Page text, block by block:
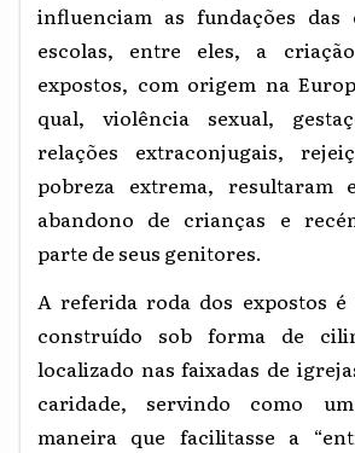
influenciam as fundações das
escolas, entre eles, a
expostos, com origem na
qual, violência sexual,
relações extraconjugais,
pobreza extrema, resultaram
abandono de crianças e
parte de seus genitores.
A referida roda dos expostos é
construído sob forma de
localizado nas faixadas de
caridade, servindo como
maneira que facilitasse a